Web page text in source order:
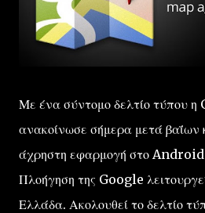
Με ένα σύντομο δελτίο τύπου
ανακοίνωσε σήμερα μετά βαΐων
άχρηστη εφαρμογή στο Android
Πλοήγηση της Google
Ελλάδα. Ακολουθεί το δελτίο